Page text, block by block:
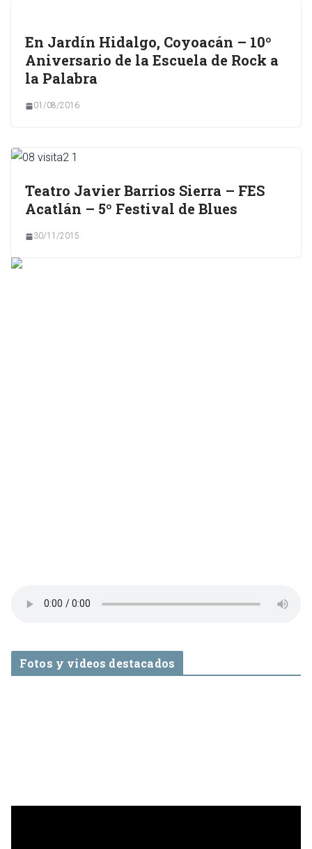
En Jardín Hidalgo, Coyoacán – 10º
Aniversario de la Escuela de Rock a
la Palabra
01/08/2016
Teatro Javier Barrios Sierra – FES
Acatlán – 5º Festival de Blues
30/11/2015
Fotos y videos destacados